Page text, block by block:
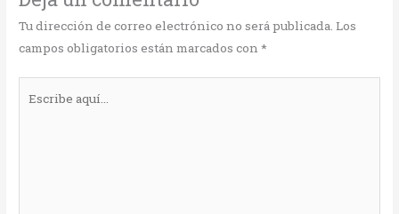
Tu dirección de correo electrónico no será publicada. Los
campos obligatorios están marcados con*